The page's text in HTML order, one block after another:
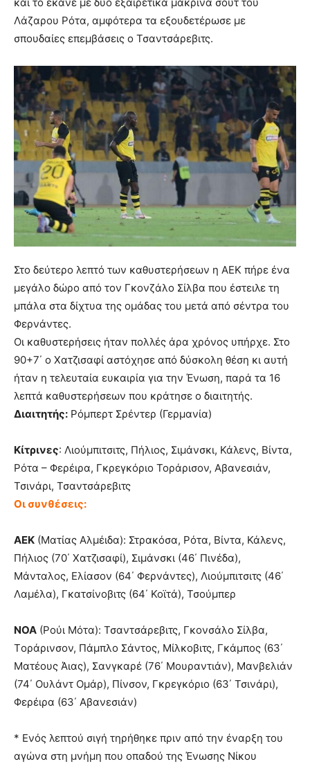
Λάζαρου Ρότα, αμφότερα τα εξουδετέρωσε με
σπουδαίες επεμβάσεις ο Τσαντσάρεβιτς.
Στο δεύτερο λεπτό των καθυστερήσεων η ΑΕΚ πήρε ένα
μεγάλο δώρο από τον Γκονζάλο Σίλβα που έστειλε τη
μπάλα στα δίχτυα της ομάδας του μετά από σέντρα του
Φερνάντες.
Οι καθυστερήσεις ήταν πολλές άρα χρόνος υπήρχε. Στο
90+7΄ ο Χατζισαφί αστόχησε από δύσκολη θέση κι αυτή
ήταν η τελευταία ευκαιρία για την Ένωση, παρά τα 16
λεπτά καθυστερήσεων που κράτησε ο διαιτητής.
Διαιτητής: Ρόμπερτ Σρέντερ (Γερμανία)
Κίτρινες: Λιούμπιτσιτς, Πήλιος, Σιμάνσκι, Κάλενς, Βίντα,
Ρότα – Φερέιρα, Γκρεγκόριο Τοράρισον, Αβανεσιάν,
Τσινάρι, Τσαντσάρεβιτς
Οι συνθέσεις:
ΑΕΚ (Ματίας Αλμέιδα): Στρακόσα, Ρότα, Βίντα, Κάλενς,
Πήλιος (70΄ Χατζισαφί), Σιμάνσκι (46΄ Πινέδα),
Μάνταλος, Ελίασον (64΄ Φερνάντες), Λιούμπιτσιτς (46΄
Λαμέλα), Γκατσίνοβιτς (64΄ Κοϊτά), Τσούμπερ
ΝΟΑ (Ρούι Μότα): Τσαντσάρεβιτς, Γκονσάλο Σίλβα,
Tοράρινσον, Πάμπλο Σάντος, Μίλκοβιτς, Γκάμπος (63΄
Ματέους Άιας), Σανγκαρέ (76΄ Μουραντιάν), Μανβελιάν
(74΄ Ουλάντ Ομάρ), Πίνσον, Γκρεγκόριο (63΄ Τσινάρι),
Φερέιρα (63΄ Αβανεσιάν)
* Ενός λεπτού σιγή τηρήθηκε πριν από την έναρξη του
αγώνα στη μνήμη που οπαδού της Ένωσης Νίκου